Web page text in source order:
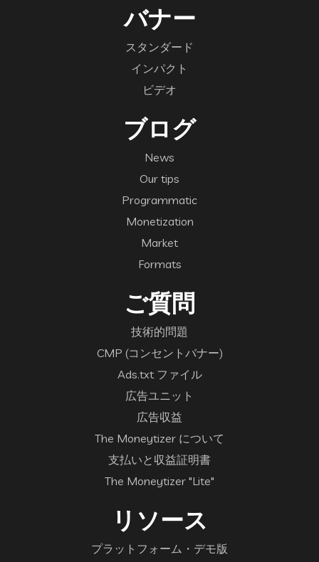
バナー
スタンダード
インパクト
ビデオ
ブログ
News
Our tips
Programmatic
Monetization
Market
Formats
ご質問
技術的問題
CMP (コンセントバナー)
Ads.txt ファイル
広告ユニット
広告収益
The Moneytizer について
支払いと収益証明書
The Moneytizer "Lite"
リソース
プラットフォーム・デモ版